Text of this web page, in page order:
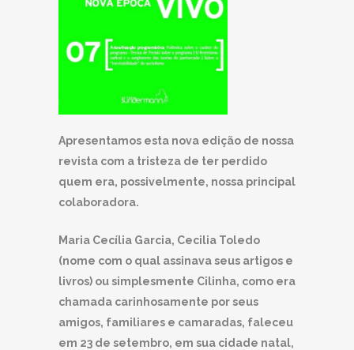
Apresentamos esta nova edição de nossa
revista com a tristeza de ter perdido
quem era, possivelmente, nossa principal
colaboradora.
Maria Cecília Garcia, Cecilia Toledo
(nome com o qual assinava seus artigos e
livros) ou simplesmente Cilinha, como era
chamada carinhosamente por seus
amigos, familiares e camaradas, faleceu
em 23 de setembro, em sua cidade natal,